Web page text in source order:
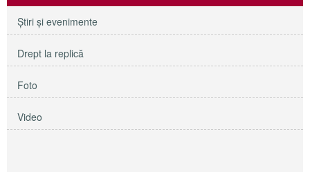
Ştiri şi evenimente
Drept la replică
Foto
Video